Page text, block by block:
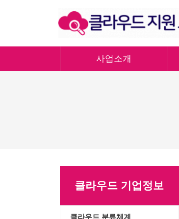
사업소개
클라우드 기업정보
클라우드 분류체계